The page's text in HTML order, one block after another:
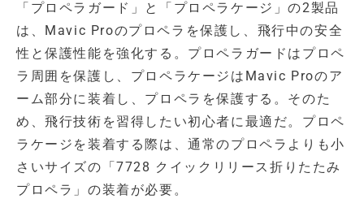
「プロペラガード」と「プロペラケージ」の2製品
は、Mavic Proのプロペラを保護し、飛行中の安全
性と保護性能を強化する。プロペラガードはプロペ
ラ周囲を保護し、プロペラケージはMavic Proのア
ーム部分に装着し、プロペラを保護する。そのた
め、飛行技術を習得したい初心者に最適だ。プロペ
ラケージを装着する際は、通常のプロペラよりも小
さいサイズの「7728 クイックリリース折りたたみ
プロペラ」の装着が必要。